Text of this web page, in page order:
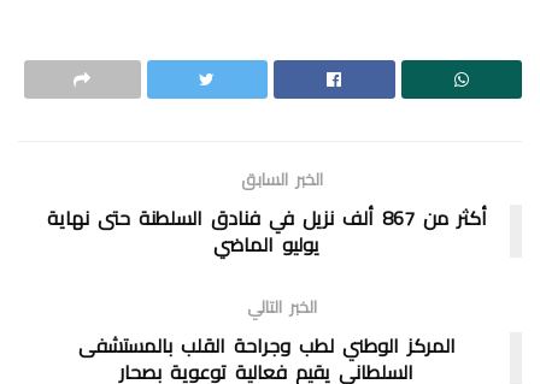
الخبر السابق
أكثر من 867 ألف نزيل في فنادق السلطنة حتى نهاية
يوليو الماضي
الخبر التالي
المركز الوطني لطب وجراحة القلب بالمستشفى
السلطاني يقيم فعالية توعوية بصحار